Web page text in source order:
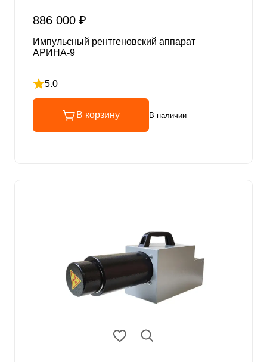
886 000 ₽
Импульсный рентгеновский аппарат
АРИНА-9
5.0
Рейтинг 5 из 5
В корзину В наличии